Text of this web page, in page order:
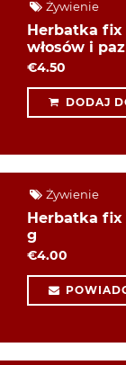
Żywienie
Herbatka fix
włosów i
€4.50
DODAJ
Żywienie
Herbatka fix
g
€4.00